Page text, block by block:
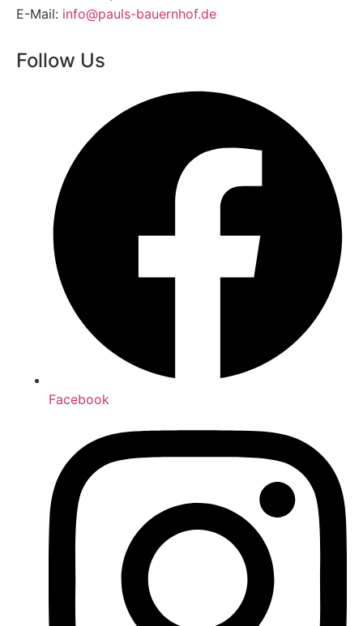
E-Mail: info@pauls-bauernhof.de
Follow Us
Facebook